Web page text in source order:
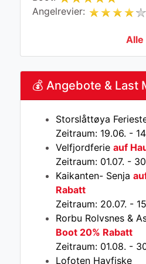
Angelrevier:
Alle
💰 Angebote & Last
Storslåttøya
Zeitraum: 19.06. -
Velfjordferie auf
Zeitraum: 01.07. -
Kaikanten- Senja
Rabatt
Zeitraum: 20.07. -
Rorbu Rolvsnes &
Boot 20% Rabatt
Zeitraum: 01.08. -
Lofoten Havfiske